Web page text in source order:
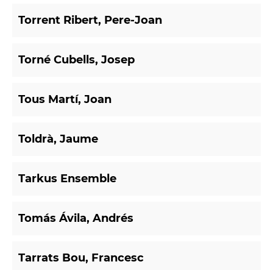
Torrent Ribert, Pere-Joan
Torné Cubells, Josep
Tous Martí, Joan
Toldrà, Jaume
Tarkus Ensemble
Tomás Ávila, Andrés
Tarrats Bou, Francesc